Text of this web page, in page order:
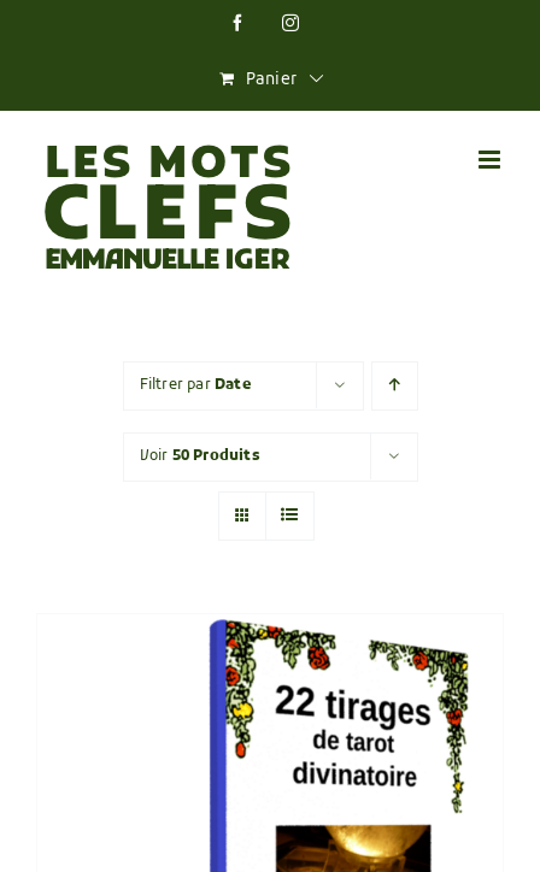
FacebookInstagram
Panier
Filtrer par Date
Voir 50 Produits